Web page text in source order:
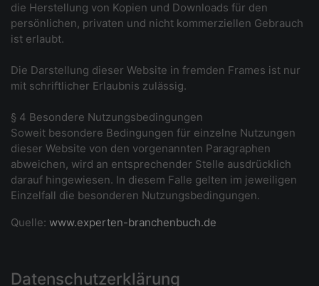
die Herstellung von Kopien und Downloads für den
persönlichen, privaten und nicht kommerziellen Gebrauch
ist erlaubt.
Die Darstellung dieser Website in fremden Frames ist nur
mit schriftlicher Erlaubnis zulässig.
§ 4 Besondere Nutzungsbedingungen
Soweit besondere Bedingungen für einzelne Nutzungen
dieser Website von den vorgenannten Paragraphen
abweichen, wird an entsprechender Stelle ausdrücklich
darauf hingewiesen. In diesem Falle gelten im jeweiligen
Einzelfall die besonderen Nutzungsbedingungen.
Quelle: www.experten-branchenbuch.de
Datenschutzerklärung